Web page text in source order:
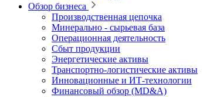
Обзор бизнеса
Производственная цепочка
Минерально ‑ сырьевая база
Операционная деятельность
Сбыт продукции
Энергетические активы
Транспортно-логистические активы
Инновационные и ИТ‑технологии
Финансовый обзор (MD&A)